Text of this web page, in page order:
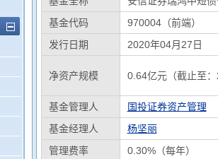
基金代码
970004（前端）
发行日期
2020年04月27日
净资产规模 0.64亿元（截止至
基金管理人
国投证券资产管理
基金经理人
杨坚丽
管理费率
0.30%（每年）